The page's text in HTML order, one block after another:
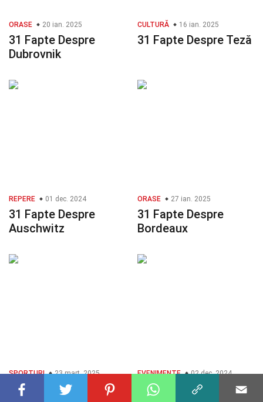
ORASE 20 ian. 2025
31 Fapte Despre
Dubrovnik
CULTURĂ 16 ian. 2025
31 Fapte Despre Teză
REPERE 01 dec. 2024
31 Fapte Despre
Auschwitz
ORASE 27 ian. 2025
31 Fapte Despre
Bordeaux
SPORTURI 23 mart. 2025
35 Fapte Despre
EVENIMENTE 02 dec. 2024
29 Fapte Despre Cupa